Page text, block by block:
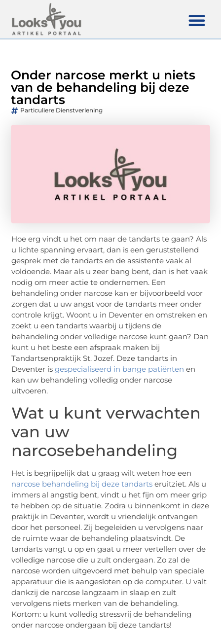
Onder narcose merkt u niets
van de behandeling bij deze
tandarts
Particuliere Dienstverlening
Hoe erg vindt u het om naar de tandarts te gaan? Als
u lichte spanning ervaart, dan is een geruststellend
gesprek met de tandarts en de assistente vaak al
voldoende. Maar als u zeer bang bent, dan is het vaak
nodig om meer actie te ondernemen. Een
behandeling onder narcose kan er bijvoorbeeld voor
zorgen dat u uw angst voor de tandarts meer onder
controle krijgt. Woont u in Deventer en omstreken en
zoekt u een tandarts waarbij u tijdens de
behandeling onder volledige narcose kunt gaan? Dan
kunt u het beste een afspraak maken bij
Tandartsenpraktijk St. Jozef. Deze tandarts in
Deventer isgespecialiseerd in bange patiënten en
kan uw behandeling volledig onder narcose
uitvoeren.
Wat u kunt verwachten
van uw
narcosebehandeling
Het is begrijpelijk dat u graag wilt weten hoe een
narcose behandeling bij deze tandarts eruitziet. Als u
immers al angstig bent, vindt u het fijn om meer grip
te hebben op de situatie. Zodra u binnenkomt in deze
praktijk in Deventer, wordt u vriendelijk ontvangen
door het personeel. Zij begeleiden u vervolgens naar
de ruimte waar de behandeling plaatsvindt. De
tandarts vangt u op en gaat u meer vertellen over de
volledige narcose die u zult ondergaan. Zo zal de
narcose worden uitgevoerd met behulp van speciale
apparatuur die is aangesloten op de computer. U valt
dankzij de narcose langzaam in slaap en zult
vervolgens niets merken van de behandeling.
Kortom: u kunt volledig stressvrij de behandeling
onder narcose ondergaan bij deze tandarts!